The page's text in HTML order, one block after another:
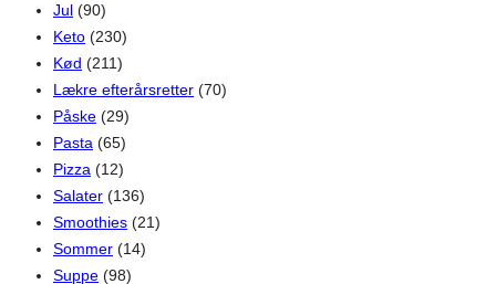
Jul (90)
Keto (230)
Kød (211)
Lækre efterårsretter (70)
Påske (29)
Pasta (65)
Pizza (12)
Salater (136)
Smoothies (21)
Sommer (14)
Suppe (98)